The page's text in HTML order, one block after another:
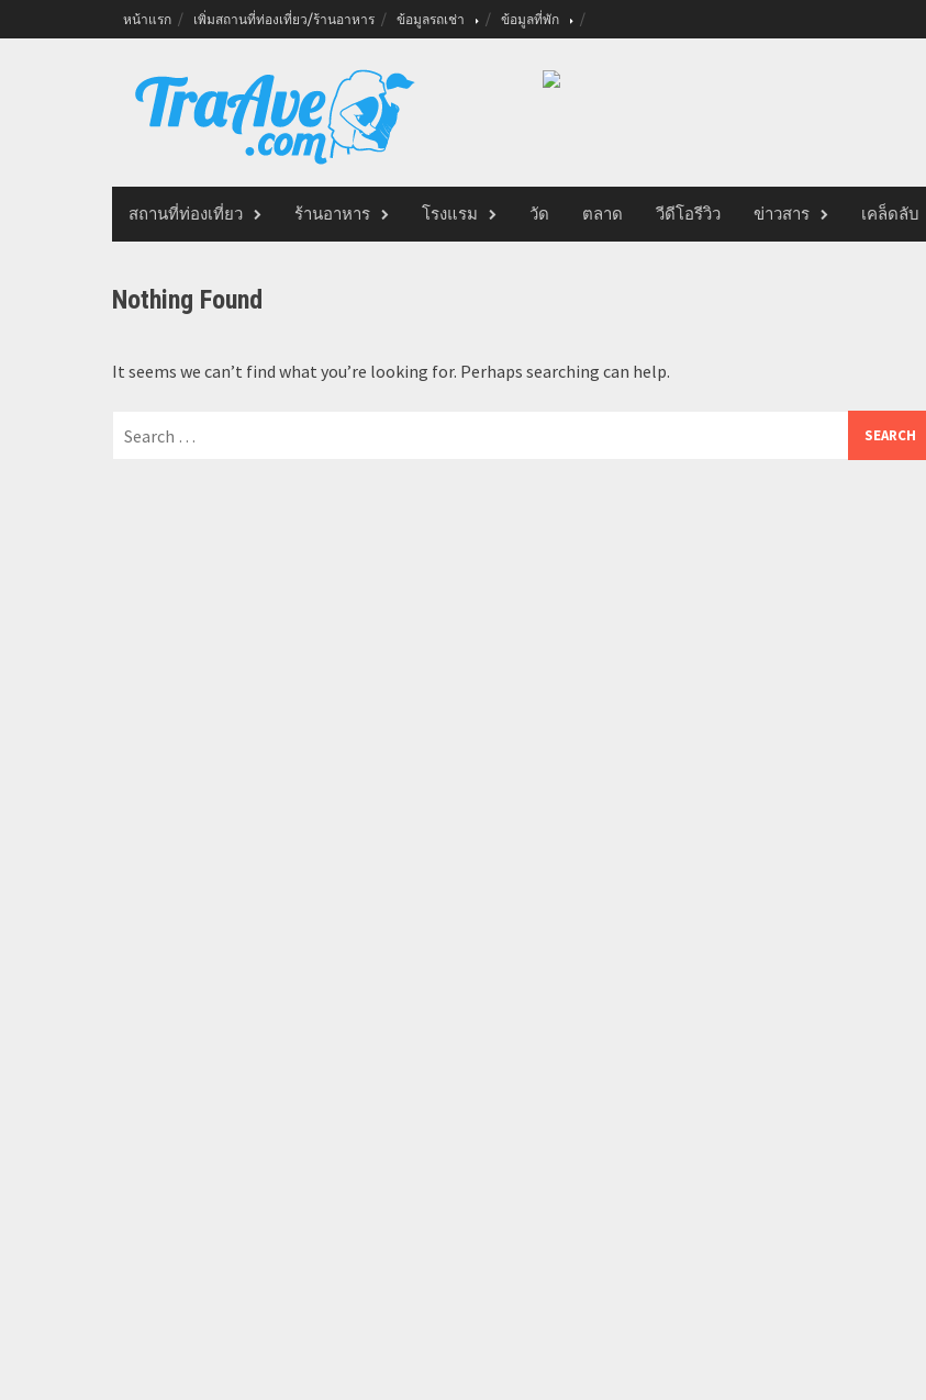
to
หน้าแรก เพิ่มสถานที่ท่องเที่ยว/ร้านอาหาร ข้อมูลรถเช่า ข้อมูลที่พัก
สถานที่ท่องเที่ยว ร้านอาหาร โรงแรม วัด ตลาด วีดีโอรีวิว ข่าวสาร เคล็ดลับ
Nothing Found
It seems we can’t find what you’re looking for. Perhaps searching can help.